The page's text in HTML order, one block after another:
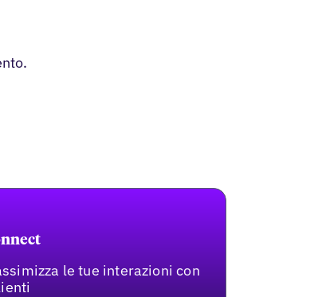
le tue interazioni con